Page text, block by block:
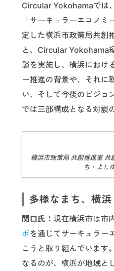
Circular Yokohamaでは
「サーキュラーエコノ
定した横浜市政策局共創
と、Circular Yokohama
談を実施し、横浜におけ
ー推進の背景や、それに
い、そして今後のビジョ
では三部構成となる対談
横浜市政策局 共創推進室
ち・よし
多様なまち、横浜
関口氏： 現在横浜市は市
ボを通じてサーキュラー
こうと取り組んでいます
なるのが、横浜が地域と